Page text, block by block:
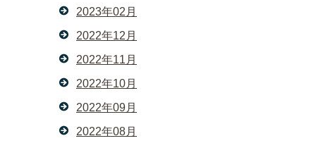
2023年02月
2022年12月
2022年11月
2022年10月
2022年09月
2022年08月